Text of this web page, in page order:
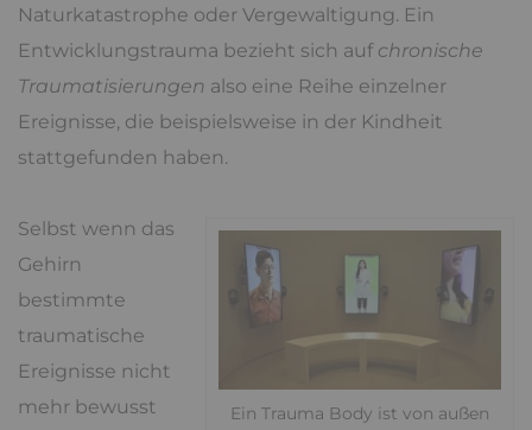
Naturkatastrophe oder Vergewaltigung. Ein
Entwicklungstrauma bezieht sich auf chronische
Traumatisierungen also eine Reihe einzelner
Ereignisse, die beispielsweise in der Kindheit
stattgefunden haben.
Ein Trauma Body ist von außen
Selbst wenn das
Gehirn
bestimmte
traumatische
Ereignisse nicht
mehr bewusst